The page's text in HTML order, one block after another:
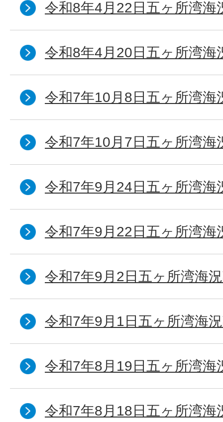
令和8年4月22日五ヶ所湾海
令和8年4月20日五ヶ所湾海
令和7年10月8日五ヶ所湾海
令和7年10月7日五ヶ所湾海
令和7年9月24日五ヶ所湾海
令和7年9月22日五ヶ所湾海
令和7年9月2日五ヶ所湾海
令和7年9月1日五ヶ所湾海
令和7年8月19日五ヶ所湾海
令和7年8月18日五ヶ所湾海